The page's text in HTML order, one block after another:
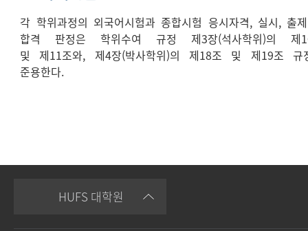
각 학위과정의 외국어시험과 종합시험 응시자격, 실시, 출
합격 판정은 학위수여 규정 제3장(석사학위)의 제
및 제11조와, 제4장(박사학위)의 제18조 및 제19조 규
준용한다.
HUFS 대학원